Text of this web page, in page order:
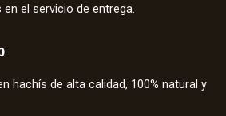
el servicio de entrega.
hachís de alta calidad, 100% natural y